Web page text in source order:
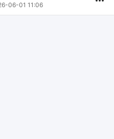
06-01 11:06